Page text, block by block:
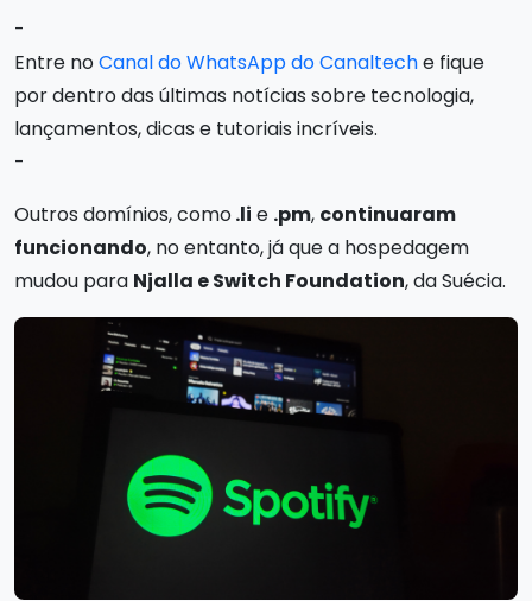
-
Entre noCanal do WhatsApp do Canalteche fique
por dentro das últimas notícias sobre tecnologia,
lançamentos, dicas e tutoriais incríveis.
-
Outros domínios, como.li e .pm, continuaram
funcionando, no entanto, já que a hospedagem
mudou para Njalla e Switch Foundation, da Suécia.